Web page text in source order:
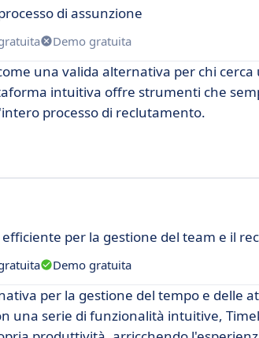
di assunzione
Demo gratuita
una valida alternativa per chi
intuitiva offre strumenti che
processo di reclutamento.
per la gestione del team e il
Demo gratuita
per la gestione del tempo e delle
una serie di funzionalità intuitive,